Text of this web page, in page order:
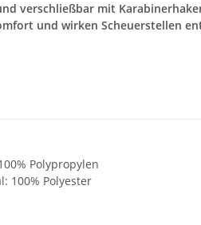
verschließbar mit
und wirken Scheuerstellen
Polypropylen
100% Polyester